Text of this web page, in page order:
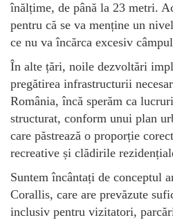
înălțime, de până la 23 metri.
pentru că se va menține un
ce nu va încărca excesiv
În alte țări, noile dezvoltări
pregătirea infrastructurii
România, încă sperăm ca
structurat, conform unui plan
care păstrează o proporție
recreative și clădirile
Suntem încântați de conceptul
Corallis, care are prevăzute
inclusiv pentru vizitatori,